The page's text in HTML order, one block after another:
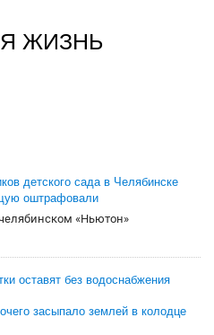
ЖИЗНЬ
детского сада в Челябинске
оштрафовали
«Ньютон»
оставят без водоснабжения
засыпало землей в колодце